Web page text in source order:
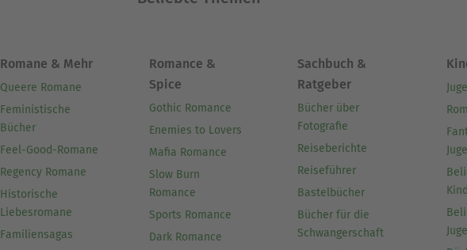
Romane & Mehr
Queere Romane
Feministische
Bücher
Feel-Good-Romane
Regency Romane
Historische
Liebesromane
Familiensagas
Romance &
Spice
Gothic Romance
Enemies to Lovers
Mafia Romance
Slow Burn
Romance
Sports Romance
Dark Romance
Sachbuch &
Ratgeber
Bücher über
Fotografie
Reiseberichte
Reiseführer
Bastelbücher
Bücher für die
Schwangerschaft